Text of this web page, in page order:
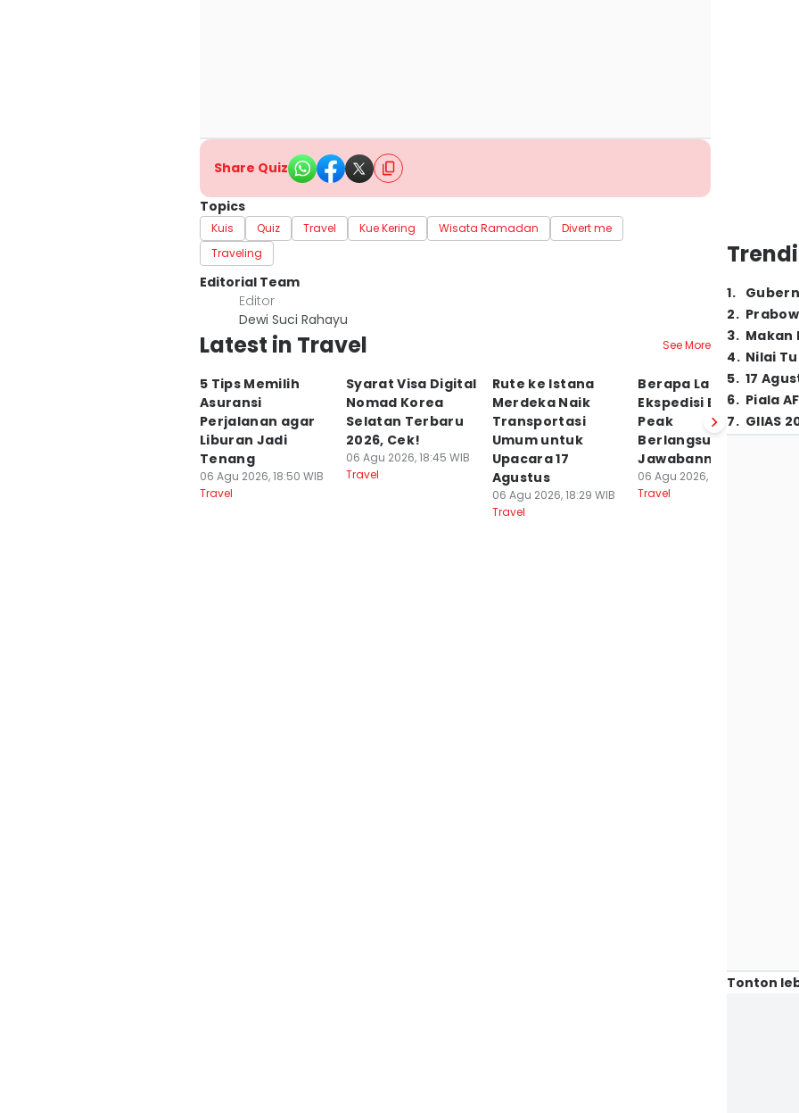
Share Quiz
Topics
Kuis Quiz Travel Kue Kering Wisata Ramadan
Divert me
Traveling
Editorial Team
Editor
Dewi Suci Rahayu
Latest in Travel See More
5 Tips Memilih
Asuransi
Perjalanan agar
Liburan Jadi
Tenang
06 Agu 2026, 18:50 WIB
Travel
Syarat Visa Digital
Nomad Korea
Selatan Terbaru
2026, Cek!
06 Agu 2026, 18:45 WIB
Travel
Rute ke Istana
Merdeka Naik
Transportasi
Umum untuk
Upacara 17
Agustus
06 Agu 2026, 18:29 WIB
Travel
Berapa Lama
Ekspedisi Broad
Peak
Berlangsung? Ini
Jawabannya!
06 Agu 2026, 16:45 WIB
Travel
5
1.
2.
3. Makan
4. Nilai
5. 17
6. Piala
7. GIIAS
Tonton